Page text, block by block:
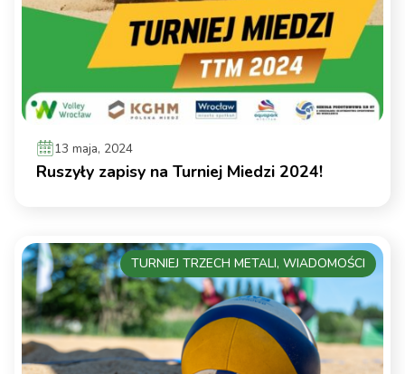
13 maja, 2024
Ruszyły zapisy na Turniej Miedzi 2024!
TURNIEJ TRZECH METALI, WIADOMOŚCI